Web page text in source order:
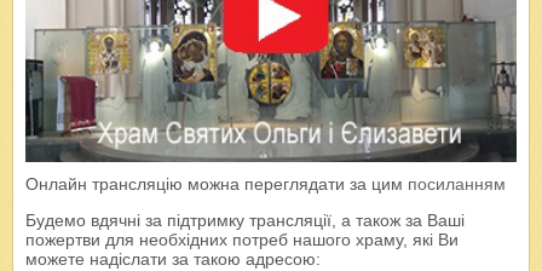
Онлайн трансляцію можна переглядати за цим посиланням
Будемо вдячні за підтримку трансляції, а також за Ваші
пожертви для необхідних потреб нашого храму, які Ви
можете надіслати за такою адресою: